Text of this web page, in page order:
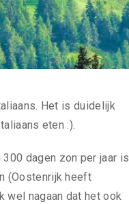
Het is duidelijk
eten :).
dagen zon per jaar is
(Oostenrijk heeft
wel nagaan dat het ook